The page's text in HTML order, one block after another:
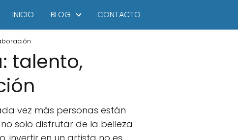
INICIO BLOG CONTACTO
talento,
vez más personas están
solo disfrutar de la belleza